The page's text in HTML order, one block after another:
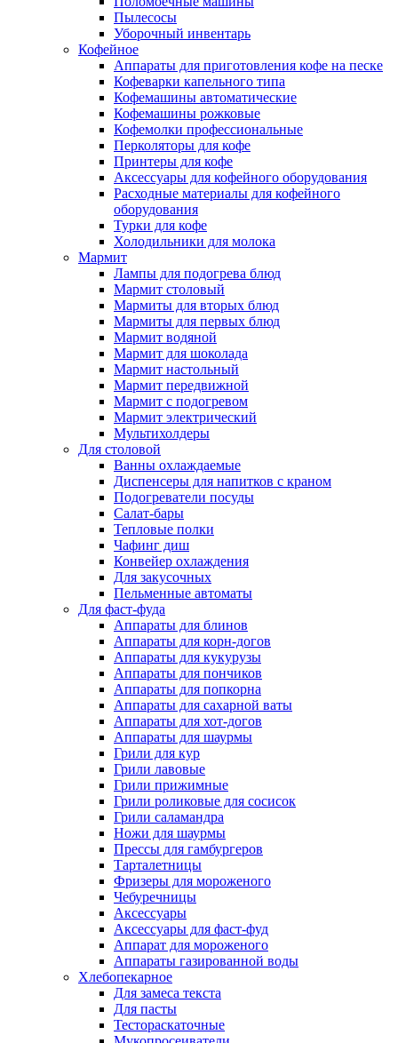
Пылесосы
Уборочный инвентарь
Кофейное
Аппараты для приготовления кофе на песке
Кофеварки капельного типа
Кофемашины автоматические
Кофемашины рожковые
Кофемолки профессиональные
Перколяторы для кофе
Принтеры для кофе
Аксессуары для кофейного оборудования
Расходные материалы для кофейного
оборудования
Турки для кофе
Холодильники для молока
Мармит
Лампы для подогрева блюд
Мармит столовый
Мармиты для вторых блюд
Мармиты для первых блюд
Мармит водяной
Мармит для шоколада
Мармит настольный
Мармит передвижной
Мармит с подогревом
Мармит электрический
Мультихолдеры
Для столовой
Ванны охлаждаемые
Диспенсеры для напитков с краном
Подогреватели посуды
Салат-бары
Тепловые полки
Чафинг диш
Конвейер охлаждения
Для закусочных
Пельменные автоматы
Для фаст-фуда
Аппараты для блинов
Аппараты для корн-догов
Аппараты для кукурузы
Аппараты для пончиков
Аппараты для попкорна
Аппараты для сахарной ваты
Аппараты для хот-догов
Аппараты для шаурмы
Грили для кур
Грили лавовые
Грили прижимные
Грили роликовые для сосисок
Грили саламандра
Ножи для шаурмы
Прессы для гамбургеров
Тарталетницы
Фризеры для мороженого
Чебуречницы
Аксессуары
Аксессуары для фаст-фуд
Аппарат для мороженого
Аппараты газированной воды
Хлебопекарное
Для замеса текста
Для пасты
Тестораскаточные